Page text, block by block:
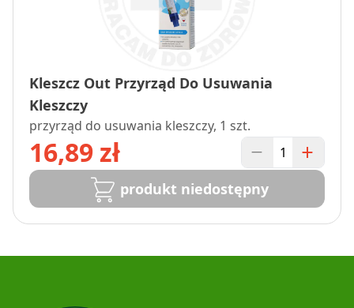
Kleszcz Out Przyrząd Do Usuwania
Kleszczy
przyrząd do usuwania kleszczy, 1 szt.
16,89 zł
produkt niedostępny